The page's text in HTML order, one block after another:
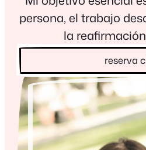
persona, el trabajo
la
reserva